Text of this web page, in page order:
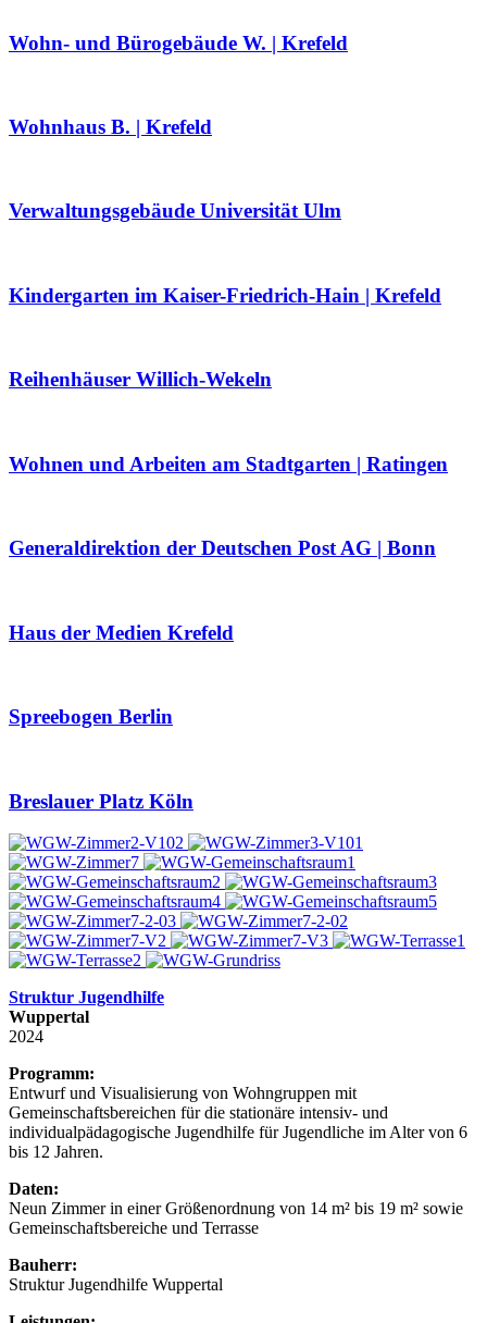
Wohn- und Bürogebäude W. | Krefeld
Wohnhaus B. | Krefeld
Verwaltungsgebäude Universität Ulm
Kindergarten im Kaiser-Friedrich-Hain | Krefeld
Reihenhäuser Willich-Wekeln
Wohnen und Arbeiten am Stadtgarten | Ratingen
Generaldirektion der Deutschen Post AG | Bonn
Haus der Medien Krefeld
Spreebogen Berlin
Breslauer Platz Köln
Struktur Jugendhilfe
Wuppertal
2024
Programm:
Entwurf und Visualisierung von Wohngruppen mit
Gemeinschaftsbereichen für die stationäre intensiv- und
individualpädagogische Jugendhilfe für Jugendliche im Alter von 6
bis 12 Jahren.
Daten:
Neun Zimmer in einer Größenordnung von 14 m² bis 19 m² sowie
Gemeinschaftsbereiche und Terrasse
Bauherr:
Struktur Jugendhilfe Wuppertal